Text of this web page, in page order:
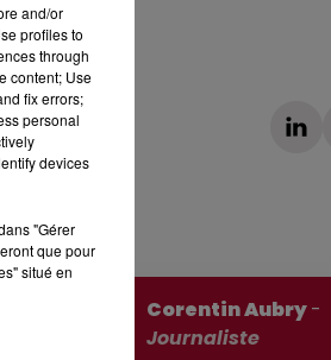
Publié : 7 janvier 2026 à 13h05 par
Corentin Aubry-
Journaliste
and/or
profiles to
through
content; Use
fix errors;
personal
devices
"Gérer
que pour
situé en